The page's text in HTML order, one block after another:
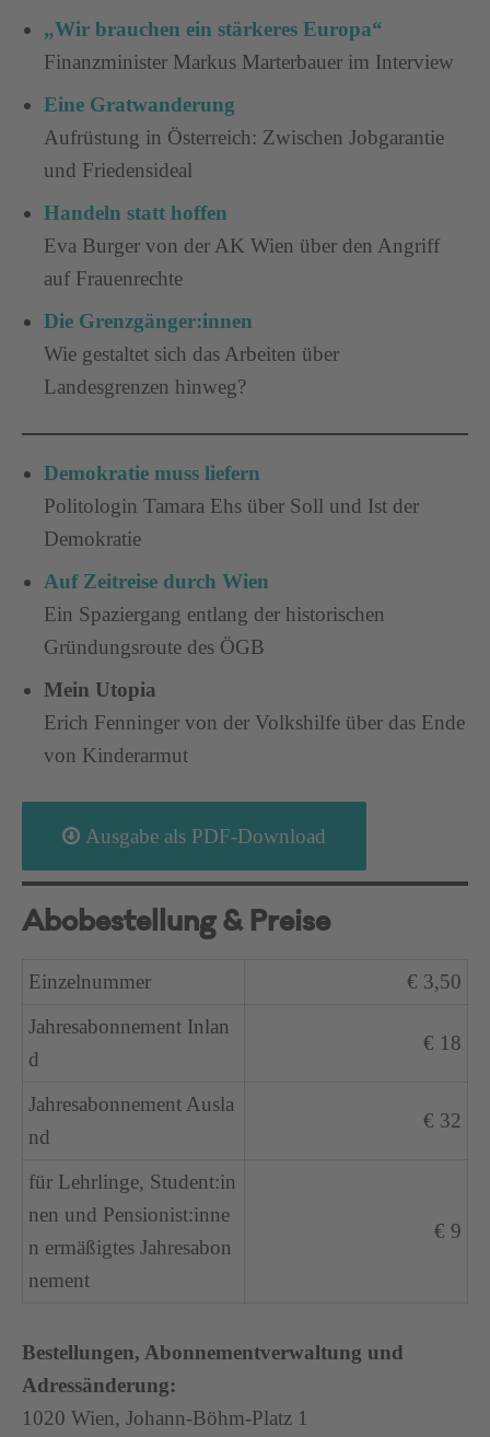
„Wir brauchen ein stärkeres Europa“
Finanzminister Markus Marterbauer im Interview
Eine Gratwanderung
Aufrüstung in Österreich: Zwischen Jobgarantie
und Friedensideal
Handeln statt hoffen
Eva Burger von der AK Wien über den Angriff
auf Frauenrechte
Die Grenzgänger:innen
Wie gestaltet sich das Arbeiten über
Landesgrenzen hinweg?
Demokratie muss liefern
Politologin Tamara Ehs über Soll und Ist der
Demokratie
Auf Zeitreise durch Wien
Ein Spaziergang entlang der historischen
Gründungsroute des ÖGB
Mein Utopia
Erich Fenninger von der Volkshilfe über das Ende
von Kinderarmut
Ausgabe als PDF-Download
Abobestellung & Preise
Einzelnummer
€ 3,50
Jahresabonnement Inlan
d
€ 18
Jahresabonnement Ausla
nd
€ 32
für Lehrlinge, Student:in
nen und Pensionist:inne
n ermäßigtes Jahresabon
nement
€ 9
Bestellungen, Abonnementverwaltung und
Adressänderung:
1020 Wien, Johann-Böhm-Platz 1